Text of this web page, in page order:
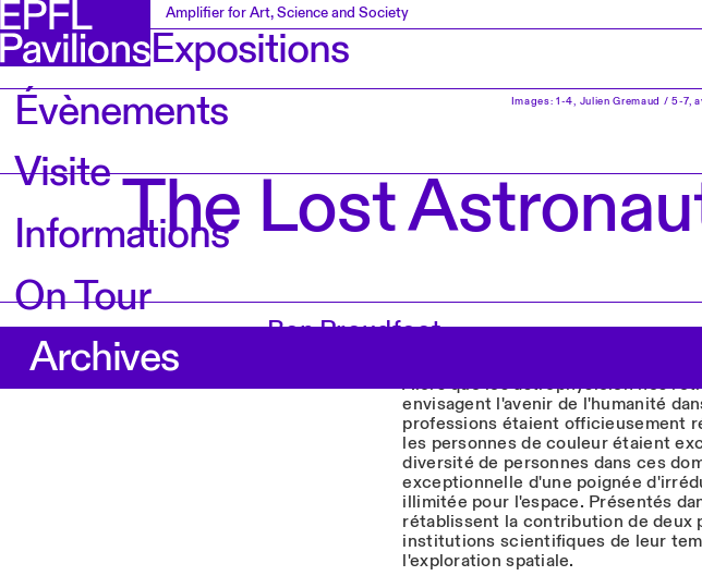
Amplifier for Art, Science and Society
Expositions
Évènements
Visite
Informations
On Tour
Archives
Images: 1-4, Julien Gremaud / 5-7,
The Lost
Ben Proudfoot
Alors que les astrophysicien·nes
envisagent l'avenir de l'humanité
professions étaient officieusement
les personnes de couleur étaient
diversité de personnes dans ces
exceptionnelle d'une poignée
illimitée pour l'espace. Présentés
rétablissent la contribution de deux
institutions scientifiques de leur
l'exploration spatiale.